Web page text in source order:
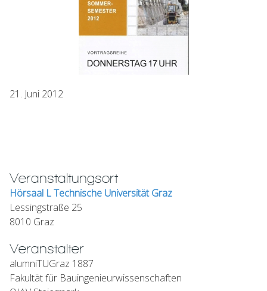
21. Juni 2012
Veranstaltungsort
Hörsaal L Technische Universität Graz
Lessingstraße 25
8010 Graz
Veranstalter
alumniTUGraz 1887
Fakultät für Bauingenieurwissenschaften